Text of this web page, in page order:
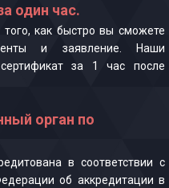
один час.
как быстро вы сможете
и заявление. Наши
за 1 час после
орган по
в соответствии с
об аккредитации в